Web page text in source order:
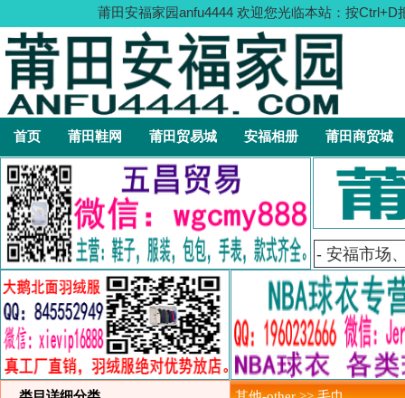
莆田安福家园anfu4444 欢迎您光临本站：按
首页 莆田鞋网 莆田贸易城 安福相册 莆田商贸城